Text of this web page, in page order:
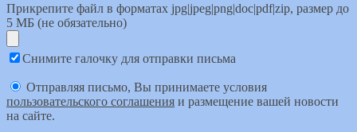
Прикрепите файл в форматах jpg|jpeg|png|doc|pdf|zip, размер до
5 МБ (не обязательно)
Снимите галочку для отправки письма
Отправляя письмо, Вы принимаете условия
пользовательского соглашения и размещение вашей новости
на сайте.